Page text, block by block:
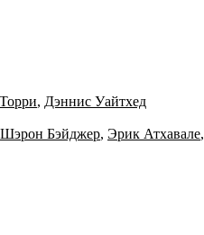
, Дэннис Уайтхед
Шэрон Бэйджер, Эрик Атхавале,